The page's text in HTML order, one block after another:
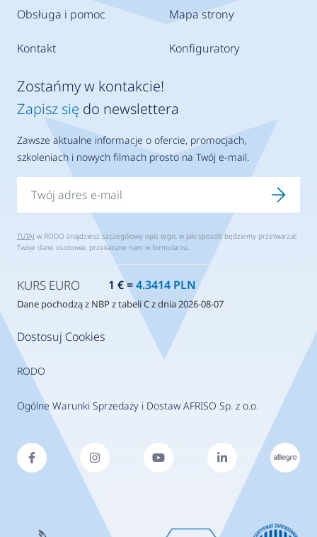
Obsługa i pomoc
Kontakt
Mapa strony
Konfiguratory
Dostosuj Cookies
RODO
Ogólne Warunki Sprzedaży i Dostaw AFRISO Sp. z o.o.
Zostańmy w kontakcie!
Zapisz się do newslettera
Zawsze aktualne informacje o ofercie, promocjach,
szkoleniach i nowych filmach prosto na Twój e-mail.
TUTAJ w RODO znajdziesz szczegółowy opis tego, w jaki sposób będziemy przetwarzać
Twoje dane osobowe, przekazane nam w formularzu.
KURS EURO 1 € =4.3414 PLN
Dane pochodzą z NBP z tabeli C z dnia 2026-08-07